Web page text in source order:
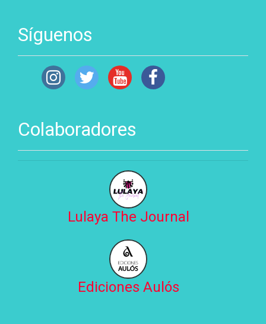
Síguenos
Colaboradores
Lulaya The Journal
Ediciones Aulós